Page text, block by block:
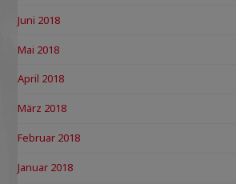
Juni 2018
Mai 2018
April 2018
März 2018
Februar 2018
Januar 2018